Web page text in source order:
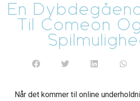
En
Til Comeon
Når det kommer til online